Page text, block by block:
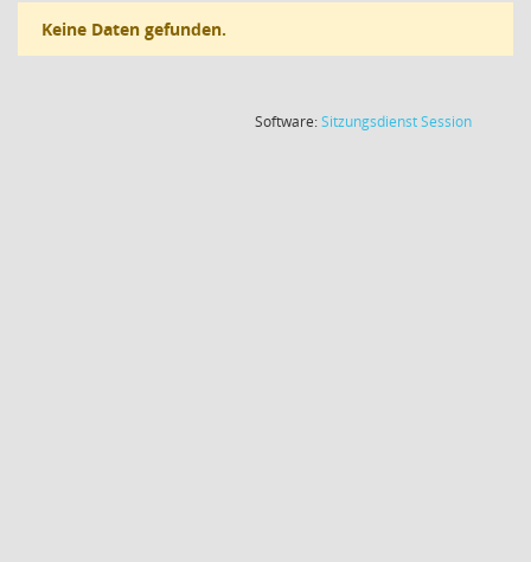
Keine Daten gefunden.
Software:SitzungsdienstSession(Wird in